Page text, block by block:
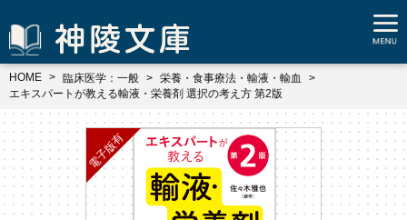
HOME 臨床医学：一般
栄養・食事療法・輸液・輸血
エキスパートが教える輸液・栄養剤 選択の考え方 第2版